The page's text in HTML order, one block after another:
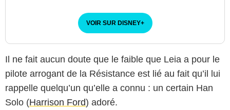
VOIR SUR DISNEY+
Il ne fait aucun doute que le faible que Leia a pour le
pilote arrogant de la Résistance est lié au fait qu’il lui
rappelle quelqu’un qu’elle a connu : un certain Han
Solo (Harrison Ford) adoré.